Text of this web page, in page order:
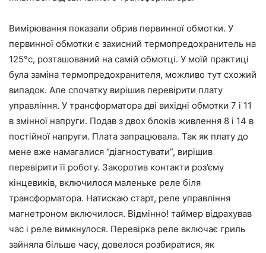
Вимірювання показали обрив первинної обмотки. У
первинної обмотки є захисний термопредохранитель на
125°c, розташований на самій обмотці. У моїй практиці
була заміна термопредохранителя, можливо тут схожий
випадок. Але спочатку вирішив перевірити плату
управління. У трансформатора дві вихідні обмотки 7 і 11
в змінної напруги. Подав з двох блоків живлення 8 і 14 в
постійної напруги. Плата запрацювала. Так як плату до
мене вже намагалися “діагностувати”, вирішив
перевірити її роботу. Закоротив контакти роз’єму
кінцевиків, включилося маленьке реле біля
трансформатора. Натискаю старт, реле управління
магнетроном включилося. Відмінно! таймер відрахував
час і реле вимкнулося. Перевірка реле включає гриль
зайняла більше часу, довелося розбиратися, як